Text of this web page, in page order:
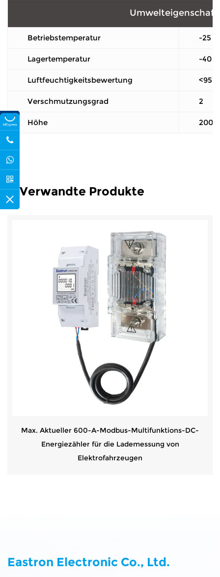
Betriebstemperatur -25
Lagertemperatur -40
Luftfeuchtigkeitsbewertung <95
Verschmutzungsgrad 2
Höhe 2000
Verwandte Produkte
Max. Aktueller 600-A-Modbus-Multifunktions-DC-
Energiezähler für die Lademessung von
Elektrofahrzeugen
Eastron Electronic Co., Ltd.